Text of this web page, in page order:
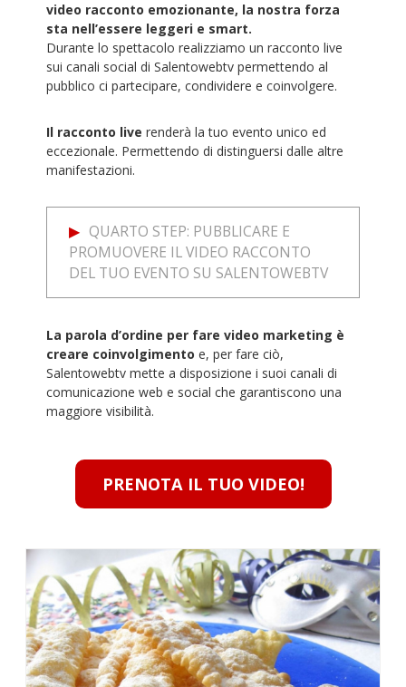
video racconto emozionante, la nostra forza
sta nell’essere leggeri e smart.
Durante lo spettacolo realizziamo un racconto live
sui canali social di Salentowebtv permettendo al
pubblico ci partecipare, condividere e coinvolgere.
Il racconto live renderà la tuo evento unico ed
eccezionale. Permettendo di distinguersi dalle altre
manifestazioni.
QUARTO STEP: PUBBLICARE E
PROMUOVERE IL VIDEO RACCONTO
DEL TUO EVENTO SU SALENTOWEBTV
La parola d’ordine per fare video marketing è
creare coinvolgimento e, per fare ciò,
Salentowebtv mette a disposizione i suoi canali di
comunicazione web e social che garantiscono una
maggiore visibilità.
PRENOTA IL TUO VIDEO!